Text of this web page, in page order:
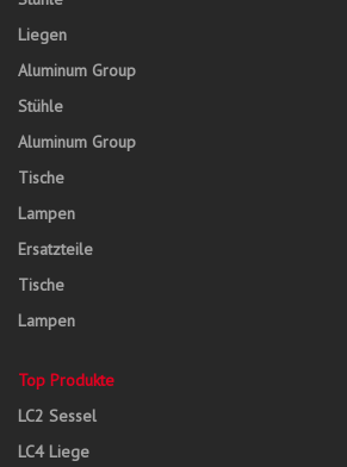
Liegen
Aluminum Group
Stühle
Aluminum Group
Tische
Lampen
Ersatzteile
Tische
Lampen
Top Produkte
LC2 Sessel
LC4 Liege